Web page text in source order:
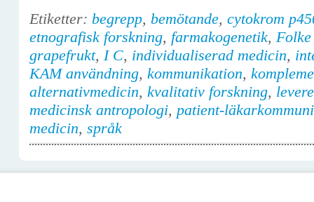
Etiketter: begrepp, bemötande, cytokrom
etnografisk forskning, farmakogenetik,
grapefrukt, I C, individualiserad medicin,
KAM användning, kommunikation,
alternativmedicin, kvalitativ forskning,
medicinsk antropologi, patient-
medicin, språk